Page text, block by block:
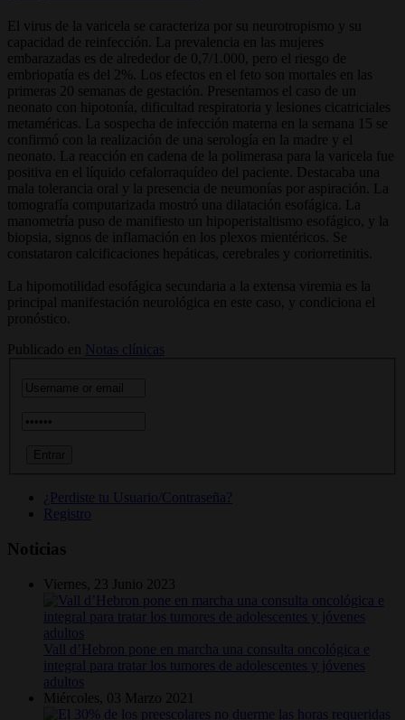
El virus de la varicela se caracteriza por su neurotropismo y su
capacidad de reinfección. La prevalencia en las mujeres
embarazadas es de alrededor de 0,7/1.000, pero el riesgo de
embriopatía es del 2%. Los efectos en el feto son mortales en las
primeras 20 semanas de gestación. Presentamos el caso de un
neonato con hipotonía, dificultad respiratoria y lesiones cicatriciales
metaméricas. La sospecha de infección materna en la semana 15 se
confirmó con la realización de una serología en la madre y el
neonato. La reacción en cadena de la polimerasa para la varicela fue
positiva en el líquido cefalorraquídeo del paciente. Destacaba una
mala tolerancia oral y la presencia de neumonías por aspiración. La
tomografía computarizada mostró una dilatación esofágica. La
manometría puso de manifiesto un hipoperistaltismo esofágico, y la
biopsia, signos de inflamación en los plexos mientéricos. Se
constataron calcificaciones hepáticas, cerebrales y coriorretinitis.
La hipomotilidad esofágica secundaria a la extensa viremia es la
principal manifestación neurológica en este caso, y condiciona el
pronóstico.
Publicado en
Notas clínicas
¿Perdiste tu Usuario/Contraseña?
Registro
Noticias
Viernes, 23 Junio 2023
Vall d’Hebron pone en marcha una consulta oncológica e
integral para tratar los tumores de adolescentes y jóvenes
adultos
Miércoles, 03 Marzo 2021